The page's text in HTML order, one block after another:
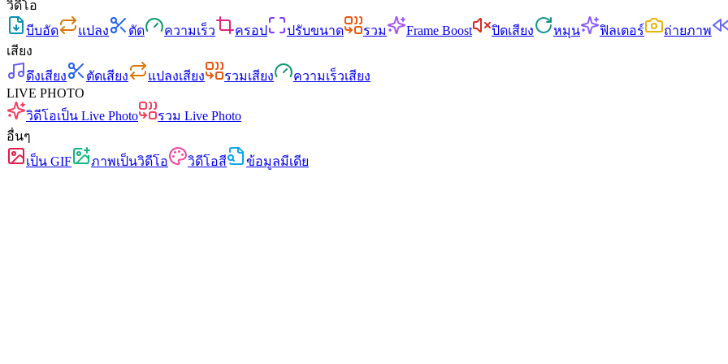
วิดีโอ
บีบอัด
แปลง ตัด ความเร็ว ครอป ปรับขนาด รวม Frame Boost ปิดเสียง หมุน ฟิลเตอร์ ถ่ายภาพ
เสียง
ดึงเสียง
ตัดเสียง แปลงเสียง รวมเสียง
ความเร็วเสียง
LIVE PHOTO
วิดีโอเป็น Live Photo
รวม Live Photo
อื่นๆ
เป็น GIF
ภาพเป็นวิดีโอ วิดีโอสี ข้อมูลมีเดีย